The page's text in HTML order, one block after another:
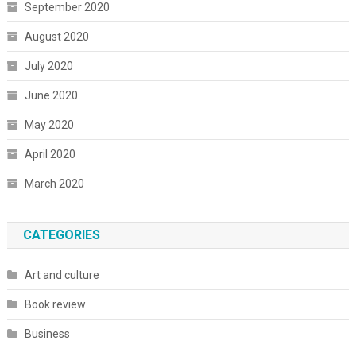
September 2020
August 2020
July 2020
June 2020
May 2020
April 2020
March 2020
CATEGORIES
Art and culture
Book review
Business